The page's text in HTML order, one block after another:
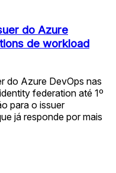
do Azure
de workload
do Azure DevOps nas
federation até 1º
para o issuer
já responde por mais